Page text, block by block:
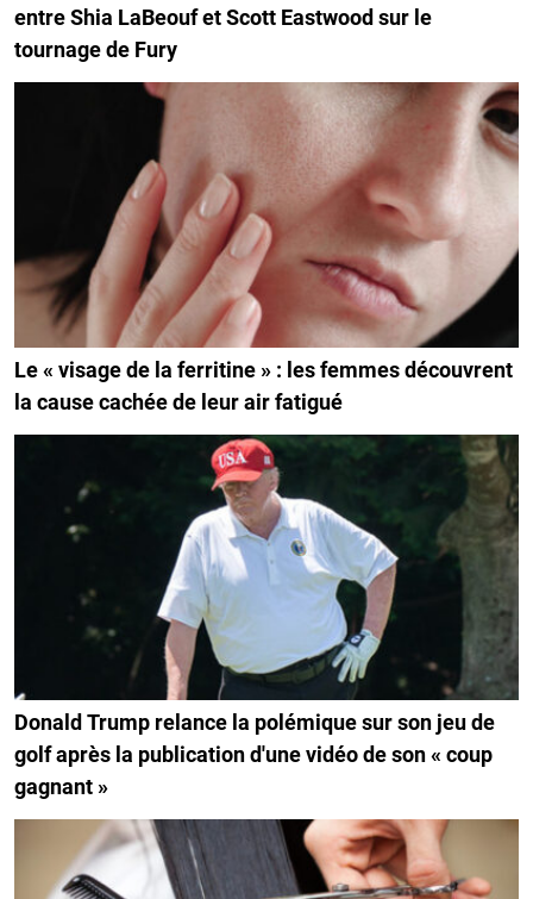
entre Shia LaBeouf et Scott Eastwood sur le
tournage de Fury
Le « visage de la ferritine » : les femmes découvrent
la cause cachée de leur air fatigué
Donald Trump relance la polémique sur son jeu de
golf après la publication d'une vidéo de son « coup
gagnant »